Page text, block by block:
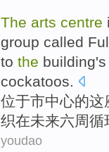
The arts centre
group called
to the
cockatoos.
位于市中心的这
织在未来六周循
youdao